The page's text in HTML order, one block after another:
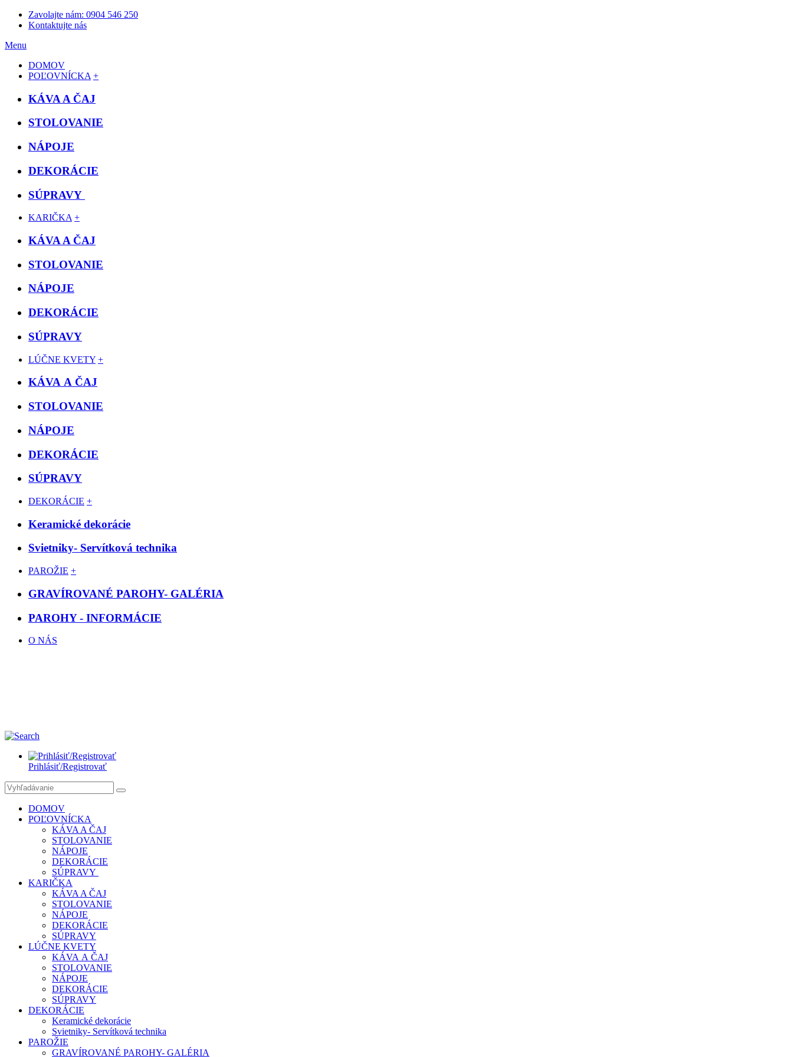
Zavolajte nám: 0904 546 250
Kontaktujte nás
Menu
DOMOV
POĽOVNÍCKA +
KÁVA A ČAJ
STOLOVANIE
NÁPOJE
DEKORÁCIE
SÚPRAVY
KARIČKA +
KÁVA A ČAJ
STOLOVANIE
NÁPOJE
DEKORÁCIE
SÚPRAVY
LÚČNE KVETY +
KÁVA A ČAJ
STOLOVANIE
NÁPOJE
DEKORÁCIE
SÚPRAVY
DEKORÁCIE +
Keramické dekorácie
Svietniky- Servítková technika
PAROŽIE +
GRAVÍROVANÉ PAROHY- GALÉRIA
PAROHY - INFORMÁCIE
O NÁS
Prihlásiť/Registrovať
DOMOV
POĽOVNÍCKA
KÁVA A ČAJ
STOLOVANIE
NÁPOJE
DEKORÁCIE
SÚPRAVY
KARIČKA
KÁVA A ČAJ
STOLOVANIE
NÁPOJE
DEKORÁCIE
SÚPRAVY
LÚČNE KVETY
KÁVA A ČAJ
STOLOVANIE
NÁPOJE
DEKORÁCIE
SÚPRAVY
DEKORÁCIE
Keramické dekorácie
Svietniky- Servítková technika
PAROŽIE
GRAVÍROVANÉ PAROHY- GALÉRIA